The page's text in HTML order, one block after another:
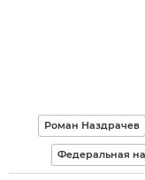
Роман Наздрачев
Федеральная